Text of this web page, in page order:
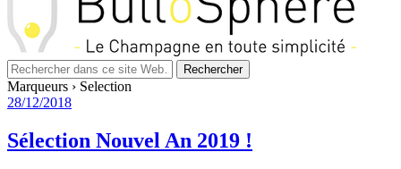
Marqueurs › Selection
28/12/2018
Sélection Nouvel An 2019 !